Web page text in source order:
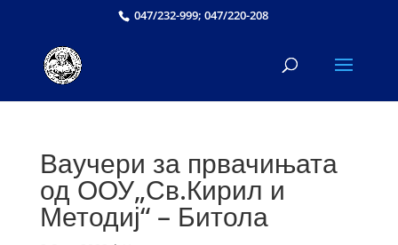
047/232-999; 047/220-208
Ваучери за првачињата
од ООУ„Св.Кирил и
Методиј“ – Битола